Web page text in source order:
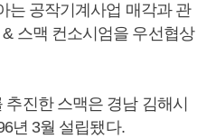
는 공작기계사업 매각과 관
스맥 컨소시엄을 우선협상
진한 스맥은 경남 김해시
년 3월 설립됐다.